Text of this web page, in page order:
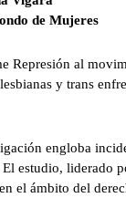
de Mujeres
Represión al
y trans
engloba
El estudio, liderado
el ámbito del